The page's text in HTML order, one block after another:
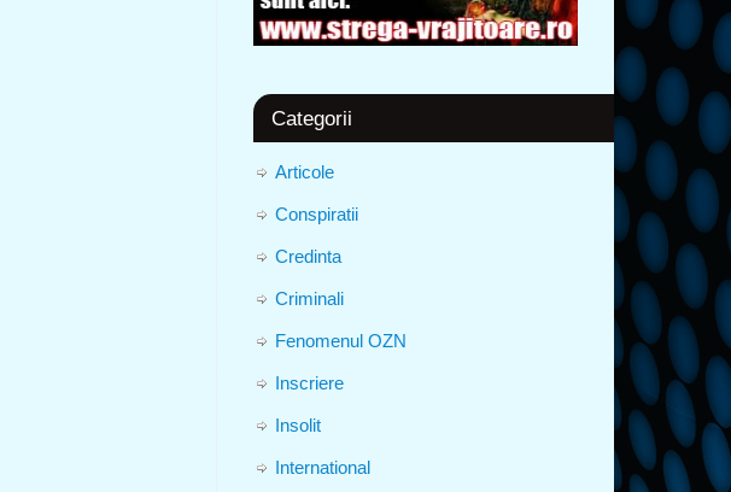
Categorii
Articole
Conspiratii
Credinta
Criminali
Fenomenul OZN
Inscriere
Insolit
International